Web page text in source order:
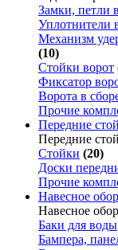
Замки, петли
Уплотнители
Механизм
(10)
Стойки ворот
Фиксатор
Ворота в
Прочие
Передние
Передние
Стойки (20)
Доски
Прочие
Навесное
Навесное
Баки для воды
Бампера,